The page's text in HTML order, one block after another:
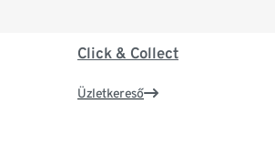
Click & Collect
Üzletkereső